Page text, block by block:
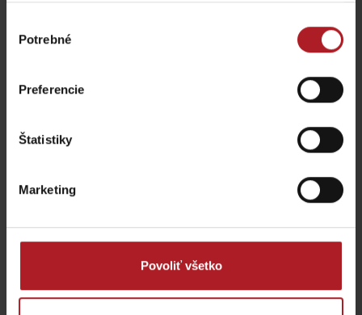
súhlasu
Potrebné
Preferencie
Štatistiky
Marketing
Povoliť všetko